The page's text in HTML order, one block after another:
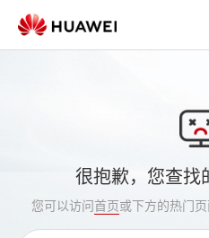
很抱歉，您查找
您可以访问首页或下方的热门